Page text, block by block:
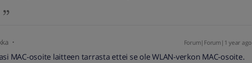
Forum|Forum|1 year ago
MAC-osoite laitteen tarrasta ettei se ole WLAN-verkon MAC-osoite.